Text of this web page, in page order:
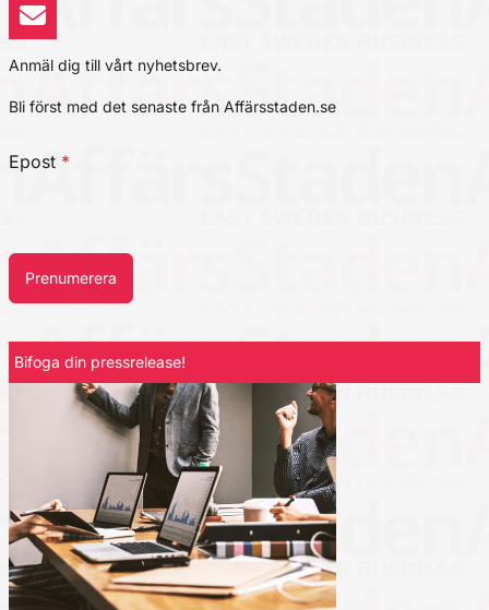
Anmäl dig till vårt nyhetsbrev.
Bli först med det senaste från Affärsstaden.se
Epost *
Prenumerera
Bifoga din pressrelease!